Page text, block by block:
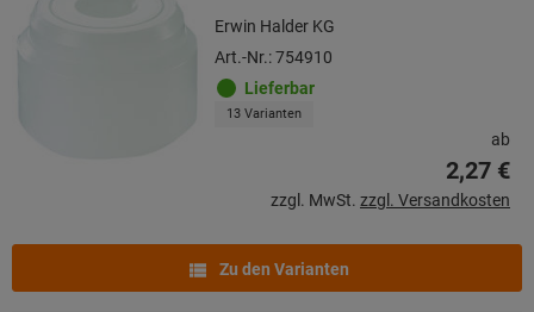
Erwin Halder KG
Art.-Nr.: 754910
Lieferbar
13 Varianten
ab
2,27 €
zzgl. MwSt. zzgl. Versandkosten
Zu den Varianten